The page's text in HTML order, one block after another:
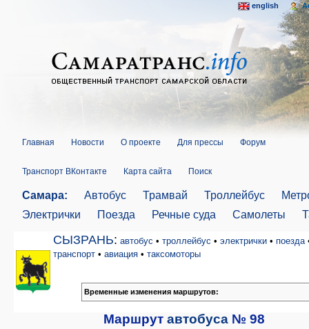
Главная Новости О проекте Для прессы Форум
Транспорт ВКонтакте Карта сайта Поиск
Самара: Автобус Трамвай Троллейбус
Электрички
Поезда Речные суда Самолеты
СЫЗРАНЬ: автобус • троллейбус • электрички • поезда
транспорт • авиация • таксомоторы
Временные изменения маршрутов:
Маршрутавтобуса № 98
english